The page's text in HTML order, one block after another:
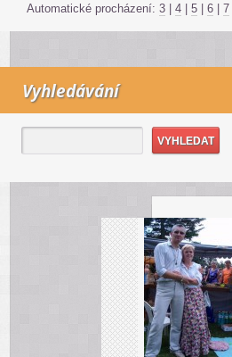
Automatické procházení: 3 | 4 | 5 | 6 | 7
Vyhledávání